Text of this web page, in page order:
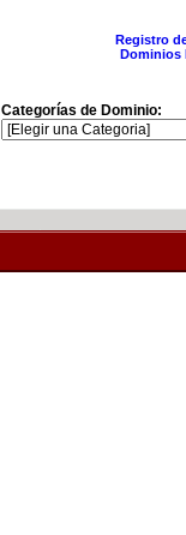
Registro
Dominios
Categorías de Dominio: